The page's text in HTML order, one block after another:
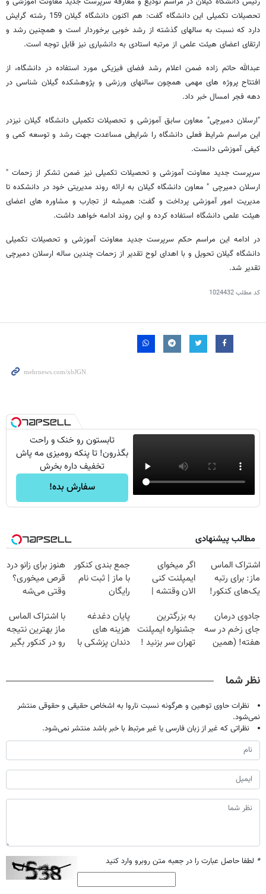
تحصیلات تکمیلی این دانشگاه گفت: هم اکنون دانشگاه گیلان 159 رشته گرایش
دارد که نسبت به سالهای گذشته از رشد خوبی برخوردار است و همچنین رشد و
ارتقای اعضای هیئت علمی از مرتبه استادی به دانشیاری نیز قابل توجه است.
عبدالله حاتم زاده ضمن اعلام رشد فضای فیزیکی مورد استفاده در دانشگاه، از
افتتاح پروژه های مهمی همچون سالنهای ورزشی و پژوهشکده گیلان شناسی در
دهه فجر امسال خبر داد.
"ارسلان دمیرچی" معاون سابق آموزشی و تحصیلات تکمیلی دانشگاه گیلان نیزدر
این مراسم شرایط فعلی دانشگاه را شرایطی مساعدت جهت رشد و توسعه کمی و
کیفی آموزشی دانست.
سرپرست جدید معاونت آموزشی و تحصیلات تکمیلی نیز ضمن تشکر از زحمات "
ارسلان دمیرچی " معاون دانشگاه گیلان به ارائه روند مدیریتی خود در دانشکده تا
مدیریت امور آموزشی پرداخت و گفت: همیشه از تجارب و مشاوره های اعضای
هیئت علمی دانشگاه استفاده کرده و این روند ادامه خواهد داشت.
در ادامه این مراسم حکم سرپرست جدید معاونت آموزشی و تحصیلات تکمیلی
دانشگاه گیلان تحویل و با اهدای لوح تقدیر از زحمات چندین ساله ارسلان دمیرچی
تقدیر شد.
کد مطلب1024432
تابستون رو خنک و راحت
بگذرون! تا پنکه رومیزی مه پاش
تخفیف داره بخرش
سفارش بده!
مطالب پیشنهادی
اشتراک الماس
ماز: برای رتبه
یک‌های کنکور!
اگر میخوای
ایمپلنت کنی
الان وقتشه |
میلیون تومان!!!
جمع بندی کنکور
با ماز | ثبت نام
رایگان
هنوز برای زانو درد
قرص میخوری؟
وقتی می‌شه
درمانش کرد؟؟؟؟
جادوی درمان
جای زخم در سه
هفته! (همین
به بزرگترین
جشنواره ایمپلنت
تهران سر بزنید !
پایان دغدغه
هزینه های
دندان پزشکی با
با اشتراک الماس
ماز بهترین نتیجه
رو در کنکور بگیر
نظر شما
نظرات حاوی توهین و هرگونه نسبت ناروا به اشخاص حقیقی و حقوقی منتشر
نمی‌شود.
نظراتی که غیر از زبان فارسی یا غیر مرتبط با خبر باشد منتشر نمی‌شود.
* لطفا حاصل عبارت را در جعبه متن روبرو وارد کنید